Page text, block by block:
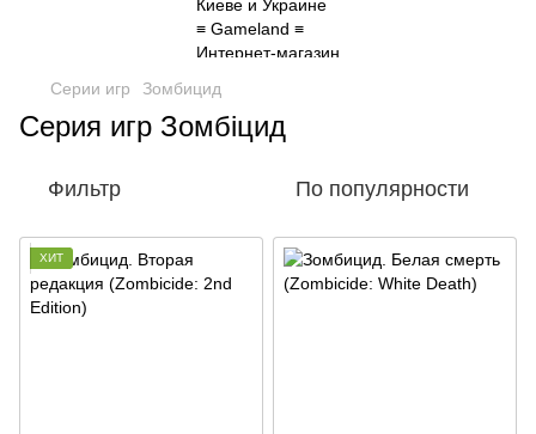
Серии игр Зомбицид
Серия игр Зомбіцид
Фильтр По популярности
ХИТ